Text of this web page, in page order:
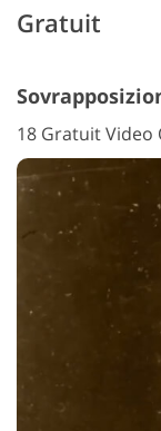
Gratuit
18 Gratuit Video